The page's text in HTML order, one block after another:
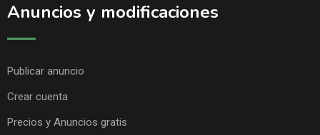
Anuncios y modificaciones
Publicar anuncio
Crear cuenta
Precios y Anuncios gratis